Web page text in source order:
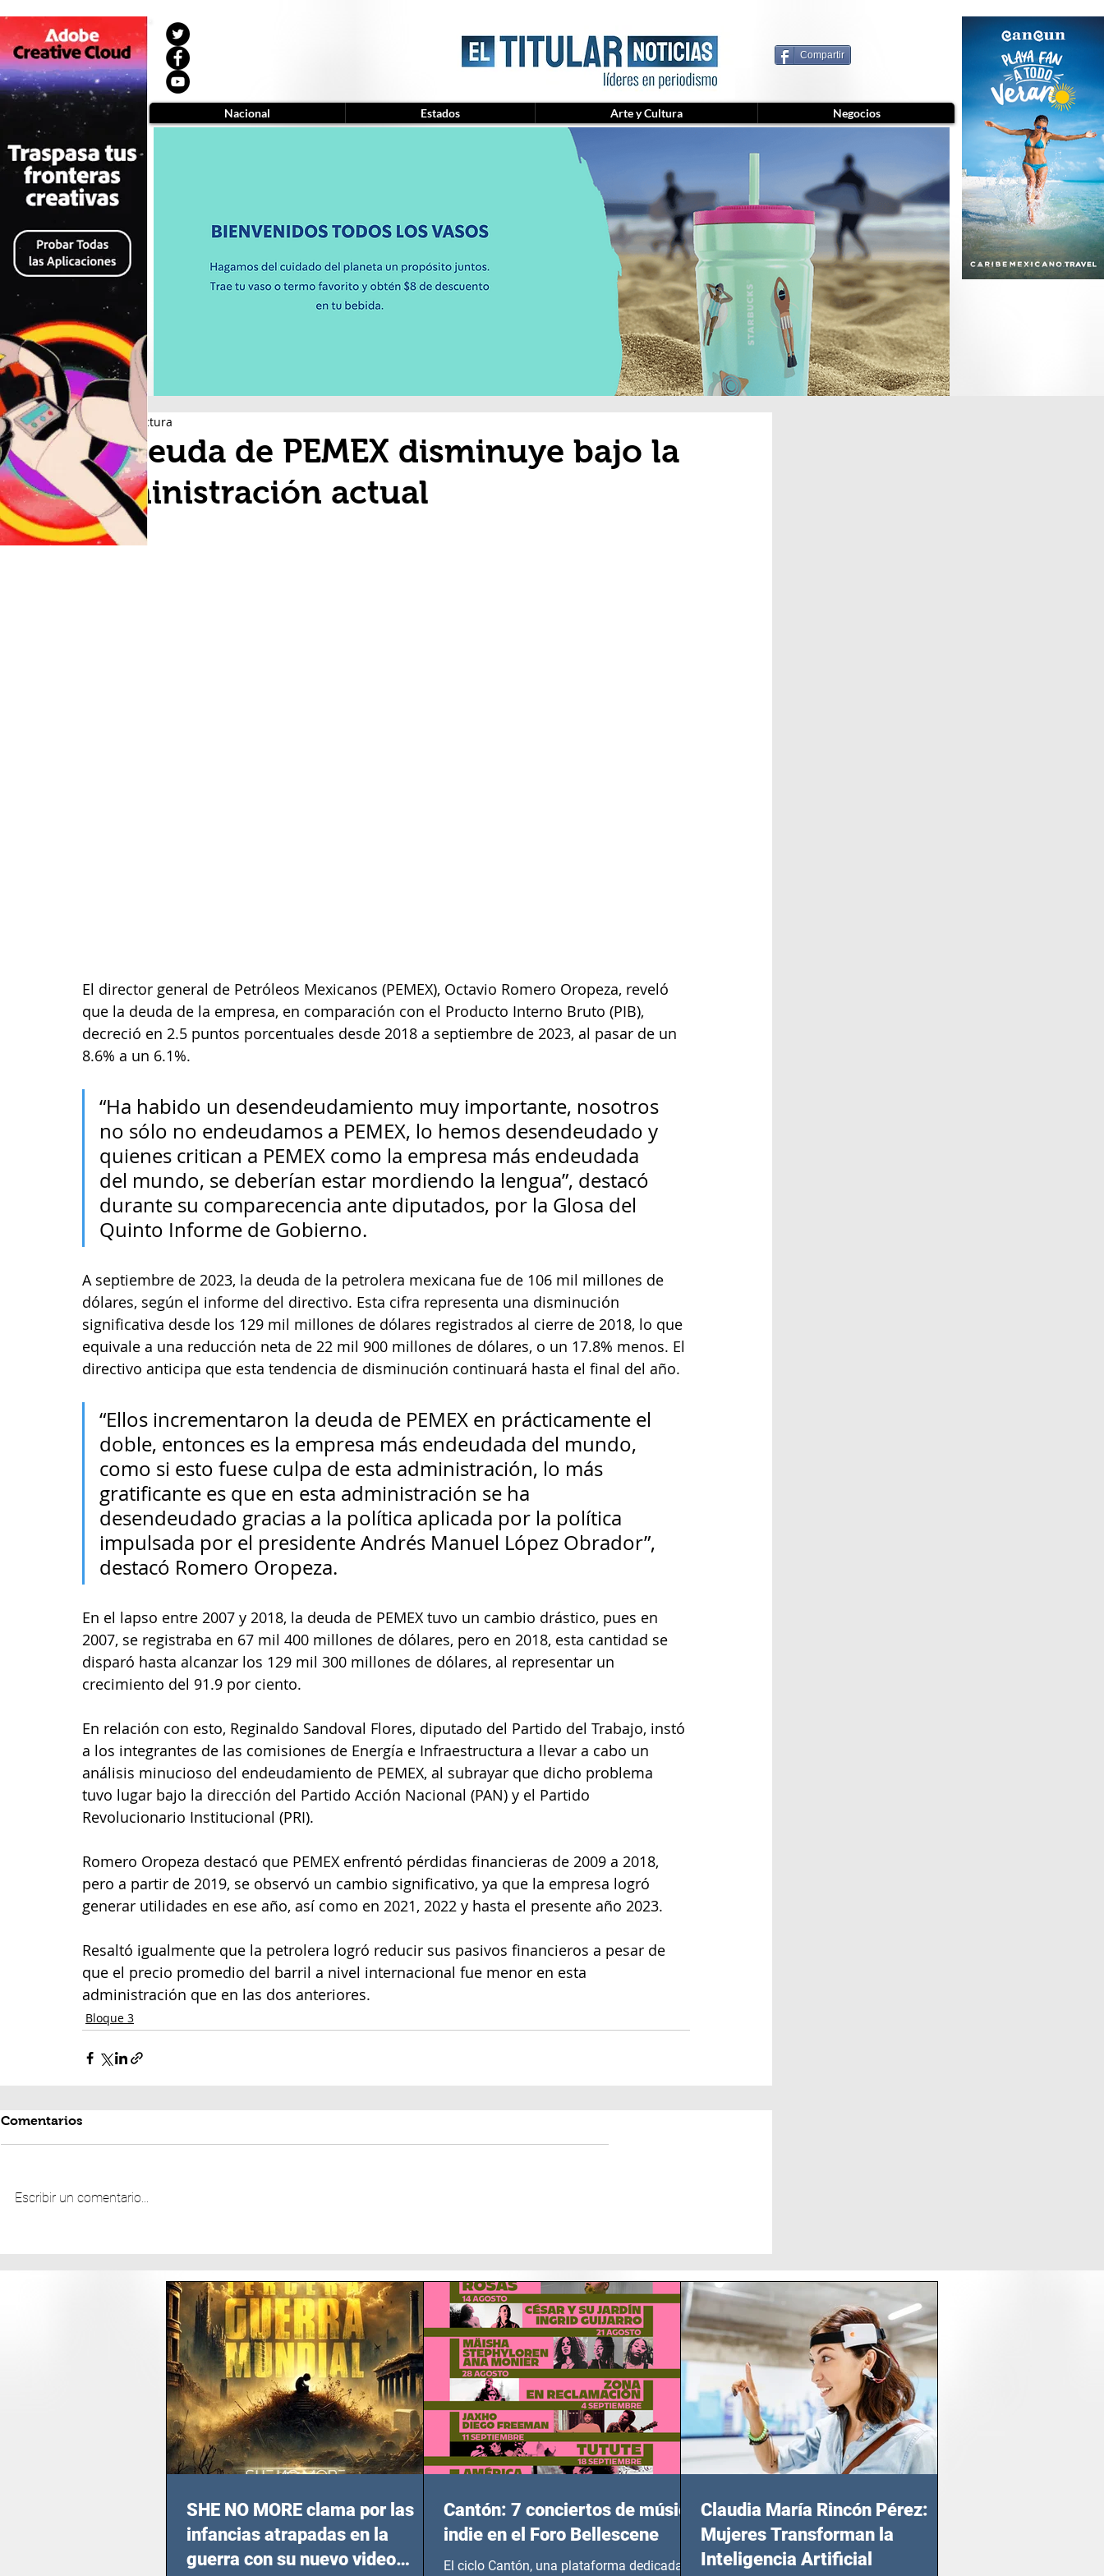
Compartir
La deuda de PEMEX disminuye bajo la
administración actual
2 min de lectura
El director general de Petróleos Mexicanos (PEMEX), Octavio Romero Oropeza, reveló
que la deuda de la empresa, en comparación con el Producto Interno Bruto (PIB),
decreció en 2.5 puntos porcentuales desde 2018 a septiembre de 2023, al pasar de un
8.6% a un 6.1%.
“Ha habido un desendeudamiento muy importante, nosotros
no sólo no endeudamos a PEMEX, lo hemos desendeudado y
quienes critican a PEMEX como la empresa más endeudada
del mundo, se deberían estar mordiendo la lengua”, destacó
durante su comparecencia ante diputados, por la Glosa del
Quinto Informe de Gobierno.
A septiembre de 2023, la deuda de la petrolera mexicana fue de 106 mil millones de
dólares, según el informe del directivo. Esta cifra representa una disminución
significativa desde los 129 mil millones de dólares registrados al cierre de 2018, lo que
equivale a una reducción neta de 22 mil 900 millones de dólares, o un 17.8% menos. El
directivo anticipa que esta tendencia de disminución continuará hasta el final del año.
“Ellos incrementaron la deuda de PEMEX en prácticamente el
doble, entonces es la empresa más endeudada del mundo,
como si esto fuese culpa de esta administración, lo más
gratificante es que en esta administración se ha
desendeudado gracias a la política aplicada por la política
impulsada por el presidente Andrés Manuel López Obrador”,
destacó Romero Oropeza.
En el lapso entre 2007 y 2018, la deuda de PEMEX tuvo un cambio drástico, pues en
2007, se registraba en 67 mil 400 millones de dólares, pero en 2018, esta cantidad se
disparó hasta alcanzar los 129 mil 300 millones de dólares, al representar un
crecimiento del 91.9 por ciento.
En relación con esto, Reginaldo Sandoval Flores, diputado del Partido del Trabajo, instó
a los integrantes de las comisiones de Energía e Infraestructura a llevar a cabo un
análisis minucioso del endeudamiento de PEMEX, al subrayar que dicho problema
tuvo lugar bajo la dirección del Partido Acción Nacional (PAN) y el Partido
Revolucionario Institucional (PRI).
Romero Oropeza destacó que PEMEX enfrentó pérdidas financieras de 2009 a 2018,
pero a partir de 2019, se observó un cambio significativo, ya que la empresa logró
generar utilidades en ese año, así como en 2021, 2022 y hasta el presente año 2023.
Resaltó igualmente que la petrolera logró reducir sus pasivos financieros a pesar de
que el precio promedio del barril a nivel internacional fue menor en esta
administración que en las dos anteriores.
Bloque 3
Comentarios
Escribir un comentario...
SHE NO MORE clama por las
infancias atrapadas en la
guerra con su nuevo video
Cantón: 7 conciertos de música
indie en el Foro Bellescene
El ciclo Cantón, una plataforma dedicada a
Claudia María Rincón Pérez:
Mujeres Transforman la
Inteligencia Artificial
Nacional Estados Arte y Cultura Negocios